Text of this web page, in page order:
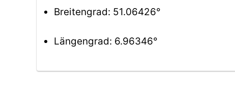
Breitengrad: 51.06426°
Längengrad: 6.96346°